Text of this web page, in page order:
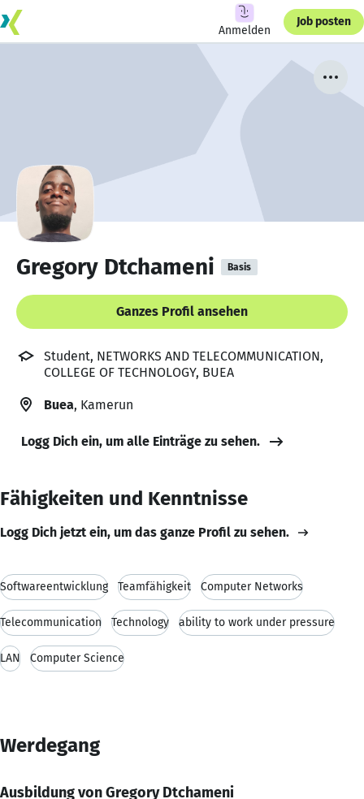
Anmelden
Job posten
Gregory Dtchameni Basis
Ganzes Profil ansehen
Student, NETWORKS AND TELECOMMUNICATION,
COLLEGE OF TECHNOLOGY, BUEA
Buea, Kamerun
Logg Dich ein, um alle Einträge zu sehen.
Fähigkeiten und Kenntnisse
Logg Dich jetzt ein, um das ganze Profil zu sehen.
Softwareentwicklung Teamfähigkeit Computer Networks
Telecommunication Technology ability to work under pressure
LAN Computer Science
Werdegang
Ausbildung von Gregory Dtchameni